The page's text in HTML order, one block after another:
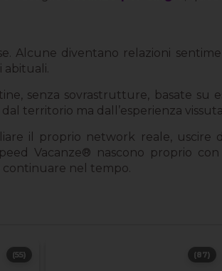
Alcune diventano relazioni
abituali.
senza sovrastrutture, basate su
territorio ma dall’esperienza
il proprio network reale, uscire
Vacanze® nascono proprio
continuare nel tempo.
(55) (87)